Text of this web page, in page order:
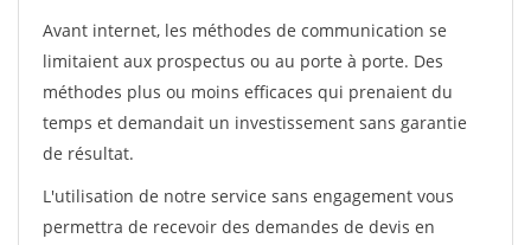
Avant internet, les méthodes de communication se
limitaient aux prospectus ou au porte à porte. Des
méthodes plus ou moins efficaces qui prenaient du
temps et demandait un investissement sans garantie
de résultat.
L'utilisation de notre service sans engagement vous
permettra de recevoir des demandes de devis en